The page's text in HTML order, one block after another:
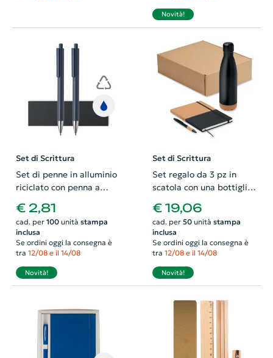
Novità!
Set di Scrittura
Set di penne in alluminio
riciclato con penna a
grafite
€ 2,81
cad. per 100unità stampa
inclusa
Se ordini oggi la consegna è
tra 12/08 e il 14/08
Novità!
Set di Scrittura
Set regalo da 3 pz in
scatola con una bottiglia
notebook A5 ecologico e
una penna in alluminio
€ 19,06
cad. per 50unità stampa
inclusa
Se ordini oggi la consegna è
tra 12/08 e il 14/08
Novità!